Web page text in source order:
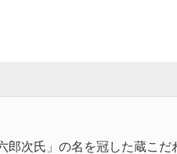
次氏」の名を冠した蔵こだ